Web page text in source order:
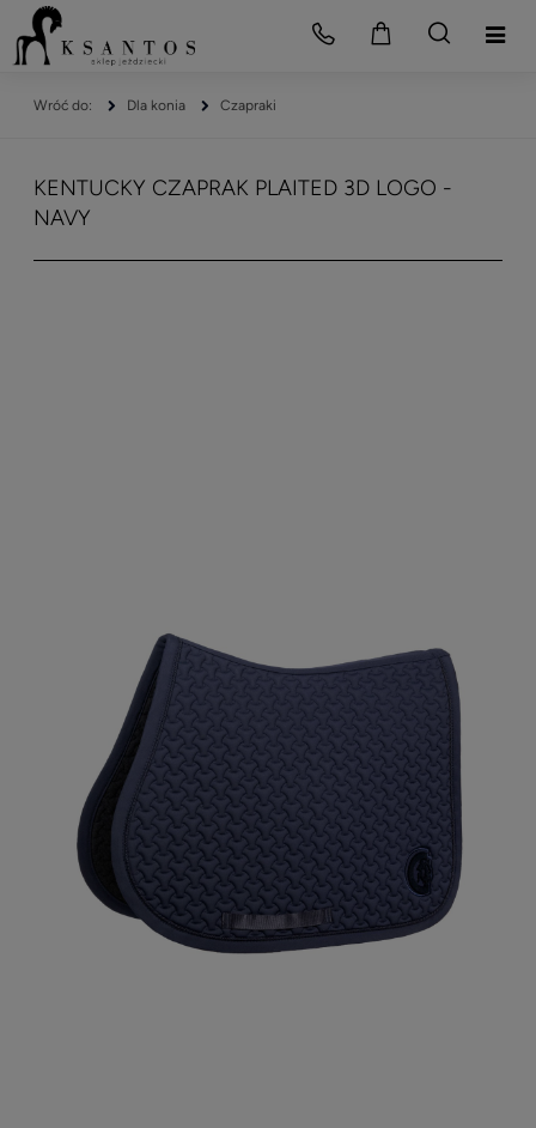
Dla konia Czapraki
KENTUCKY CZAPRAK PLAITED 3D LOGO -
NAVY